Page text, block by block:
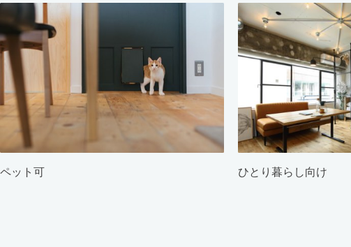
ペット可 ひとり暮らし向け